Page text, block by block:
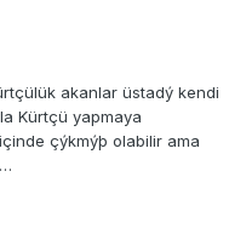
akanlar üstadý kendi
Kürtçü yapmaya
çýkmýþ olabilir ama